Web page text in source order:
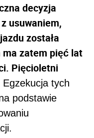
decyzja
usuwaniem,
została
ma zatem pięć lat
Pięcioletni
Egzekucja tych
podstawie